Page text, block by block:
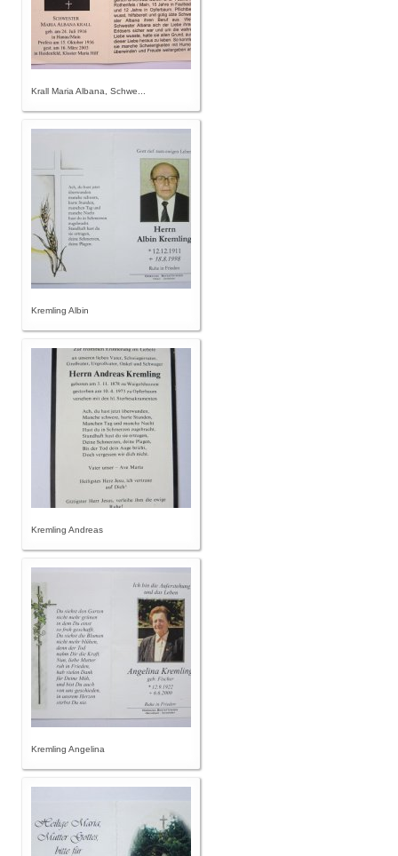
Krall Maria Albana, Schwe...
Kremling Albin
Kremling Andreas
Kremling Angelina